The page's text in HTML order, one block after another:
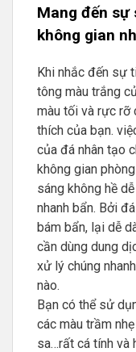
Mang đến sự
không gian
Khi nhắc đến sự
tông màu trắng
màu tối và rực rỡ
thích của bạn.
của đá nhân tạo
không gian
sáng không hề
nhanh bẩn. Bởi
bám bẩn, lại dễ
cần dùng dung
xử lý chúng
nào.
Bạn có thể sử
các màu trầm
sa…rất cá tính và